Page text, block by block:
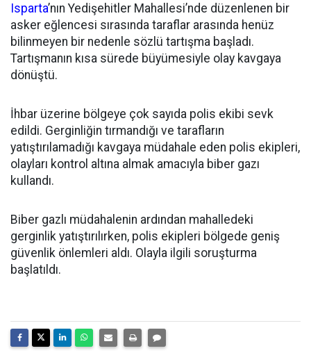
Isparta’nın Yedişehitler Mahallesi’nde düzenlenen bir
asker eğlencesi sırasında taraflar arasında henüz
bilinmeyen bir nedenle sözlü tartışma başladı.
Tartışmanın kısa sürede büyümesiyle olay kavgaya
dönüştü.
İhbar üzerine bölgeye çok sayıda polis ekibi sevk
edildi. Gerginliğin tırmandığı ve tarafların
yatıştırılamadığı kavgaya müdahale eden polis ekipleri,
olayları kontrol altına almak amacıyla biber gazı
kullandı.
Biber gazlı müdahalenin ardından mahalledeki
gerginlik yatıştırılırken, polis ekipleri bölgede geniş
güvenlik önlemleri aldı. Olayla ilgili soruşturma
başlatıldı.